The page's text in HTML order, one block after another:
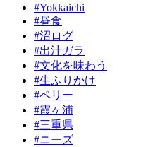
#Yokkaichi
#昼食
#沼ログ
#出汁ガラ
#文化を味わう
#生ふりかけ
#ペリー
#霞ヶ浦
#三重県
#ニーズ